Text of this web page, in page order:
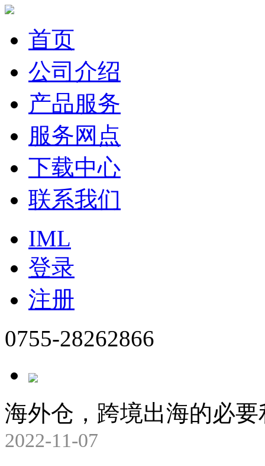
首页
公司介绍
产品服务
服务网点
下载中心
联系我们
IML
登录
注册
0755-28262866
海外仓，跨境出海的必要
2022-11-07